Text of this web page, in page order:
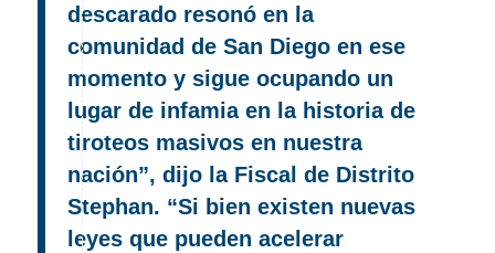
descarado resonó en la
comunidad de San Diego en ese
momento y sigue ocupando un
lugar de infamia en la historia de
tiroteos masivos en nuestra
nación”, dijo la Fiscal de Distrito
Stephan. “Si bien existen nuevas
leyes que pueden acelerar